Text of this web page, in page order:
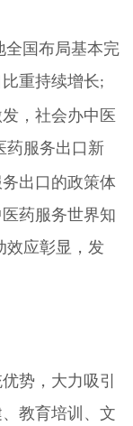
国布局基本完
重持续增长;
，社会办中医
药服务出口新
出口的政策体
药服务世界知
效应彰显，发
势，大力吸引
教育培训、文